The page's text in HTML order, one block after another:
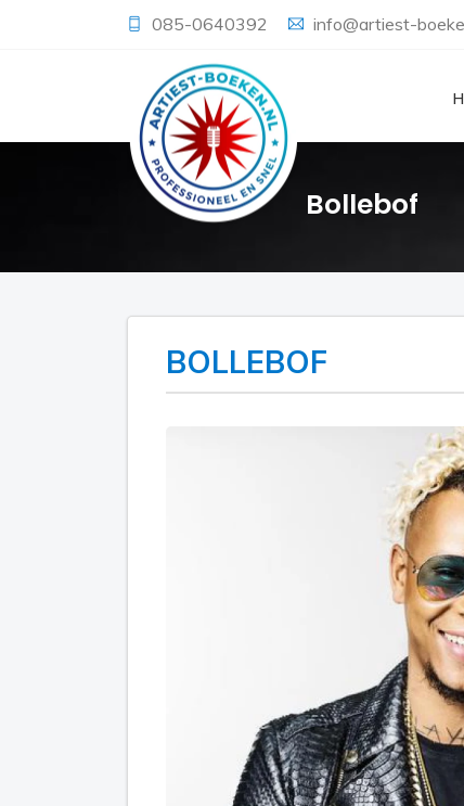
085-0640392 info@artiest-
Bollebof
BOLLEBOF